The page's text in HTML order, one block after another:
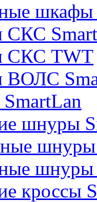
шкафы
СКС
СКС TWT
ВОЛС
шнуры
шнуры
кроссы